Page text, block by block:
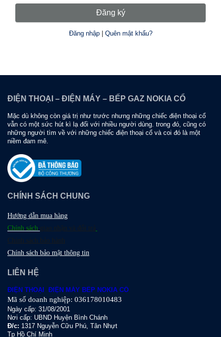
ĐIỆN THOẠI – ĐIỆN MÁY – BẾP GAZ NOKIA CỔ
Mặc dù không còn giá trị như trước nhưng những chiếc điện thoại cổ
vẫn có một sức hút kì lạ đối với nhiều người dùng. trong đó, cũng có
những người tìm về với những chiếc điện thoại cổ và coi đó là một
niềm đam mê.
CHÍNH SÁCH CHUNG
Hướng dẫn mua hàng
Chính sách giao nhận và đổi trả
Chính sách bảo hành
Chính sách bảo mật thông tin
LIÊN HỆ
ĐIỆN THOẠI ĐIỆN MÁY BẾP NOKIA CỔ
Mã số doanh nghiệp: 036178010483
Ngày cấp: 31/08/2001
Nơi cấp: UBND Huyện Bình Chánh
Đ/c: 1317 Nguyễn Cữu Phú, Tân Nhựt
Tp Hồ Chí Minh
Đăng ký
Đăng nhập| Quên mật khẩu?